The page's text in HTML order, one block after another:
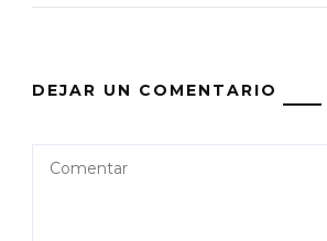
DEJAR UN COMENTARIO